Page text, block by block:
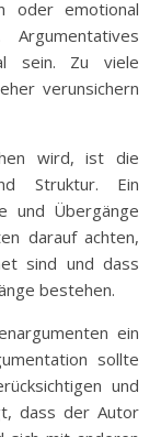
oder emotional
sein. Zu viele
verunsichern
wird, ist die
Struktur. Ein
und Übergänge
darauf achten,
sind und dass
bestehen.
ein
sollte
und
dass der Autor